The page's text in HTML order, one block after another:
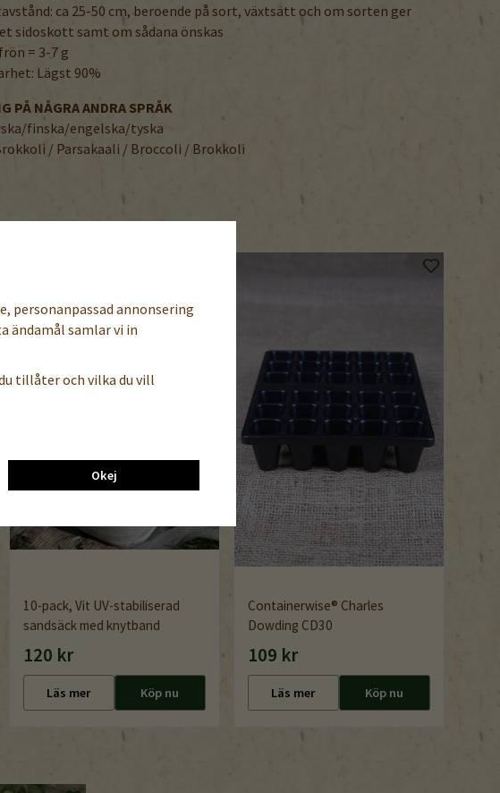
ca 25-50 cm, beroende på sort, växtsätt och om sorten ger
sidoskott samt om sådana önskas
= 3-7 g
Lägst 90%
PÅ NÅGRA ANDRA SPRÅK
finska/engelska/tyska
/ Parsakaali / Broccoli / Brokkoli
10-pack, Vit UV-stabiliserad
sandsäck med knytband
120 kr
Läs mer Köp nu
Containerwise® Charles
Dowding CD30
109 kr
Läs mer Köp nu
personanpassad annonsering
ändamål samlar vi in
tillåter och vilka du vill
Okej